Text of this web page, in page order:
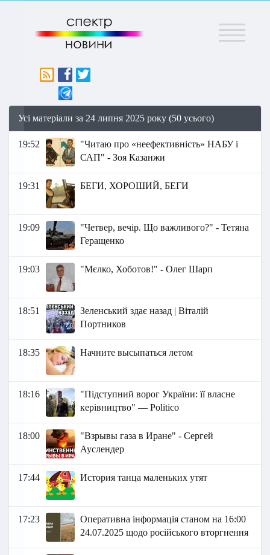
Меню
Усі матеріали за 24 липня 2025 року (50 усього)
19:52
"Читаю про «неефективність» НАБУ і
САП" - Зоя Казанжи
19:31 БЕГИ, ХОРОШИЙ, БЕГИ
19:09
"Четвер, вечір. Що важливого?" - Тетяна
Геращенко
19:03 "Мєлко, Хоботов!" - Олег Шарп
18:51
Зеленський здає назад | Віталій
Портников
18:35 Начните высыпаться летом
18:16
"Підступний ворог України: її власне
керівництво" — Politico
18:00
"Взрывы газа в Иране" - Сергей
Ауслендер
17:44 История танца маленьких утят
17:23
Оперативна інформація станом на 16:00
24.07.2025 щодо російського вторгнення